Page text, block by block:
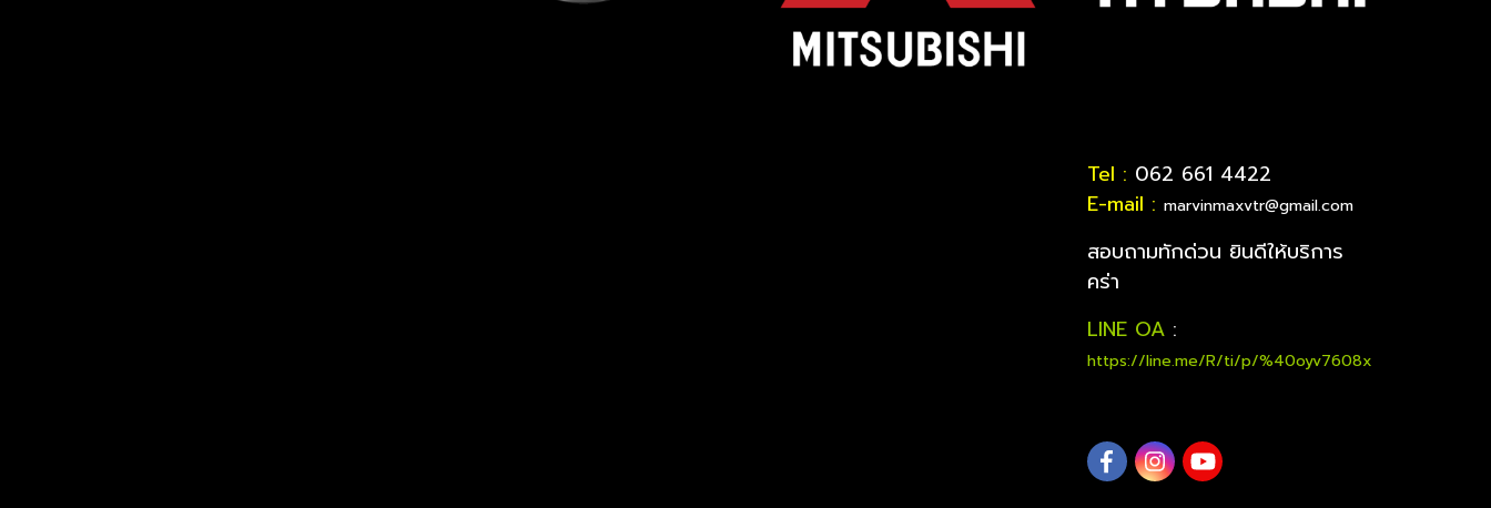
Tel : 062 661 4422
E-mail : marvinmaxvtr@gmail.com
สอบถามทักด่วน ยินดีให้บริการ
คร่า
LINE OA:
https://line.me/R/ti/p/%40oyv7608x